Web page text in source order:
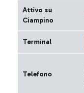
Attivo su
Ciampino
Terminal
Telefono